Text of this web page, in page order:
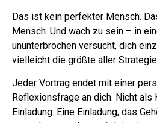
Das ist kein perfekter Mensch.
Mensch. Und wach zu sein – in
ununterbrochen versucht, dich
vielleicht die größte aller
Jeder Vortrag endet mit einer
Reflexionsfrage an dich. Nicht als
Einladung. Eine Einladung, das